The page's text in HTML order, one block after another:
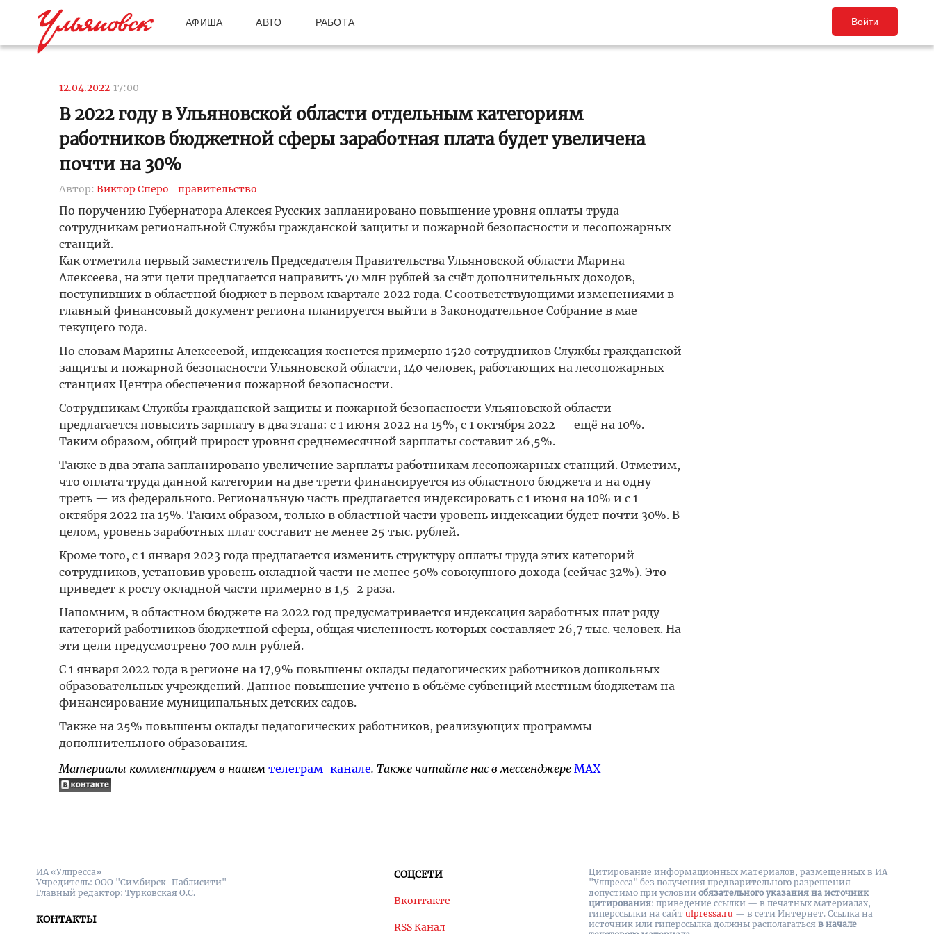
АФИША АВТО РАБОТА Войти
12.04.2022 17:00
В 2022 году в Ульяновской области отдельным категориям
работников бюджетной сферы заработная плата будет увеличена
почти на 30%
Автор: Виктор Сперо правительство
По поручению Губернатора Алексея Русских запланировано повышение уровня оплаты труда
сотрудникам региональной Службы гражданской защиты и пожарной безопасности и лесопожарных
станций.
Как отметила первый заместитель Председателя Правительства Ульяновской области Марина
Алексеева, на эти цели предлагается направить 70 млн рублей за счёт дополнительных доходов,
поступивших в областной бюджет в первом квартале 2022 года. С соответствующими изменениями в
главный финансовый документ региона планируется выйти в Законодательное Собрание в мае
текущего года.
По словам Марины Алексеевой, индексация коснется примерно 1520 сотрудников Службы гражданской
защиты и пожарной безопасности Ульяновской области, 140 человек, работающих на лесопожарных
станциях Центра обеспечения пожарной безопасности.
Сотрудникам Службы гражданской защиты и пожарной безопасности Ульяновской области
предлагается повысить зарплату в два этапа: с 1 июня 2022 на 15%, с 1 октября 2022 — ещё на 10%.
Таким образом, общий прирост уровня среднемесячной зарплаты составит 26,5%.
Также в два этапа запланировано увеличение зарплаты работникам лесопожарных станций. Отметим,
что оплата труда данной категории на две трети финансируется из областного бюджета и на одну
треть — из федерального. Региональную часть предлагается индексировать с 1 июня на 10% и с 1
октября 2022 на 15%. Таким образом, только в областной части уровень индексации будет почти 30%. В
целом, уровень заработных плат составит не менее 25 тыс. рублей.
Кроме того, с 1 января 2023 года предлагается изменить структуру оплаты труда этих категорий
сотрудников, установив уровень окладной части не менее 50% совокупного дохода (сейчас 32%). Это
приведет к росту окладной части примерно в 1,5-2 раза.
Напомним, в областном бюджете на 2022 год предусматривается индексация заработных плат ряду
категорий работников бюджетной сферы, общая численность которых составляет 26,7 тыс. человек. На
эти цели предусмотрено 700 млн рублей.
С 1 января 2022 года в регионе на 17,9% повышены оклады педагогических работников дошкольных
образовательных учреждений. Данное повышение учтено в объёме субвенций местным бюджетам на
финансирование муниципальных детских садов.
Также на 25% повышены оклады педагогических работников, реализующих программы
дополнительного образования.
Материалы комментируем в нашем телеграм-канале. Также читайте нас в мессенджере MAX
ИА «Улпресса»
Учредитель: ООО "Симбирск-Паблисити"
Главный редактор: Турковская О.С.
КОНТАКТЫ
СОЦСЕТИ
Вконтакте
RSS Канал
Цитирование информационных материалов, размещенных в ИА
"Улпресса" без получения предварительного разрешения
допустимо при условии обязательного указания на источник
цитирования: приведение ссылки — в печатных материалах,
гиперссылки на cайт ulpressa.ru — в сети Интернет. Ссылка на
источник или гиперссылка должны располагаться в начале